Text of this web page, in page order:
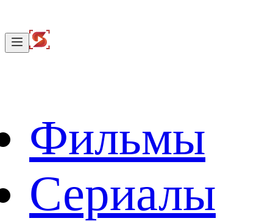
Фильмы
Сериалы